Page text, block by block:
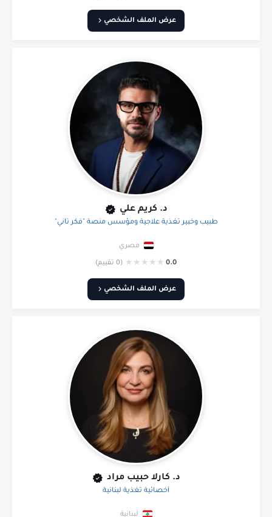
عرض الملف الشخصي
د. كريم علي
طبيب وخبير تغذية علاجية ومؤسس منصة "فكر تاني"
مصري
0.0
★
★
★
★
★ (0 تقييم)
عرض الملف الشخصي
د. كارلا حبيب مراد
أخصائية تغذية لبنانية
لبنانية